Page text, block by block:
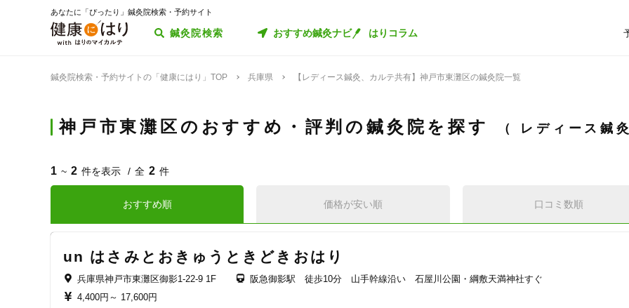
あなたに「ぴったり」鍼灸院検索・予約サイト
鍼灸院検索 おすすめ鍼灸ナビ はりコラム
鍼灸院検索・予約サイトの「健康にはり」TOP 兵庫県 【レディース鍼灸、カルテ共有】神戸市東灘区の鍼灸院一覧
神戸市東灘区のおすすめ・評判の鍼灸院を探す レディース鍼
1 ~ 2 件を表示 全 2 件
おすすめ順 価格が安い順 口コミ数順
un はさみとおきゅうときどきおはり
兵庫県神戸市東灘区御影1-22-9 1F
阪急御影駅 徒歩10分 山手幹線沿い 石屋川公園・綱敷天満神社すぐ
4,400円～ 17,600円